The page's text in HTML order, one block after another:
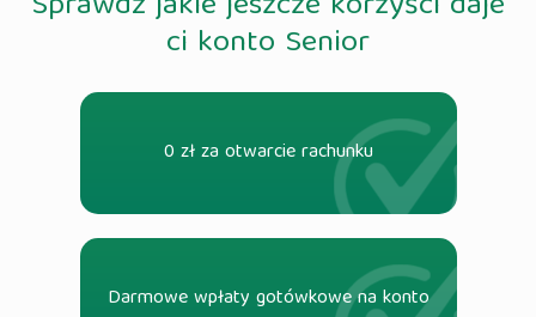
ci konto Senior
0 zł za otwarcie rachunku
Darmowe wpłaty gotówkowe na konto